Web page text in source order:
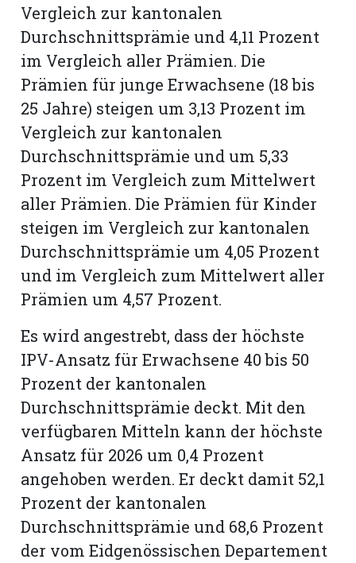
Vergleich zur kantonalen
Durchschnittsprämie und 4,11 Prozent
im Vergleich aller Prämien. Die
Prämien für junge Erwachsene (18 bis
25 Jahre) steigen um 3,13 Prozent im
Vergleich zur kantonalen
Durchschnittsprämie und um 5,33
Prozent im Vergleich zum Mittelwert
aller Prämien. Die Prämien für Kinder
steigen im Vergleich zur kantonalen
Durchschnittsprämie um 4,05 Prozent
und im Vergleich zum Mittelwert aller
Prämien um 4,57 Prozent.
Es wird angestrebt, dass der höchste
IPV-Ansatz für Erwachsene 40 bis 50
Prozent der kantonalen
Durchschnittsprämie deckt. Mit den
verfügbaren Mitteln kann der höchste
Ansatz für 2026 um 0,4 Prozent
angehoben werden. Er deckt damit 52,1
Prozent der kantonalen
Durchschnittsprämie und 68,6 Prozent
der vom Eidgenössischen Departement